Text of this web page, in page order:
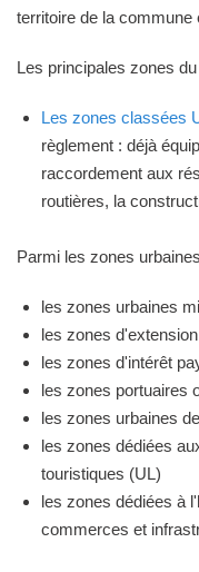
territoire de la commune
Les principales zones
Les zones classées
règlement : déjà
raccordement aux
routières, la
Parmi les zones
les zones urbaines
les zones
les zones d'intérêt
les zones portuaires
les zones urbaines
les zones dédiées
touristiques (UL)
les zones dédiées à
commerces et